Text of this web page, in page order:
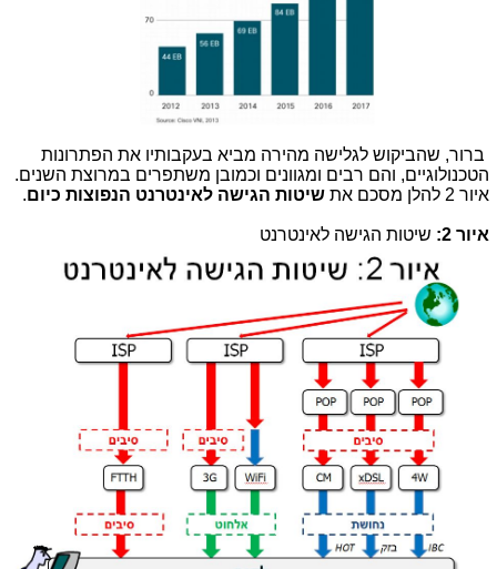
ברור, שהביקוש לגלישה מהירה מביא בעקבותיו את הפתרונות
הטכנולוגיים, והם רבים ומגוונים וכמובן משתפרים במרוצת השנים.
איור 2 להלן מסכם את
שיטות הגישה לאינטרנט הנפוצות כיום.
איור 2: שיטות הגישה לאינטרנט